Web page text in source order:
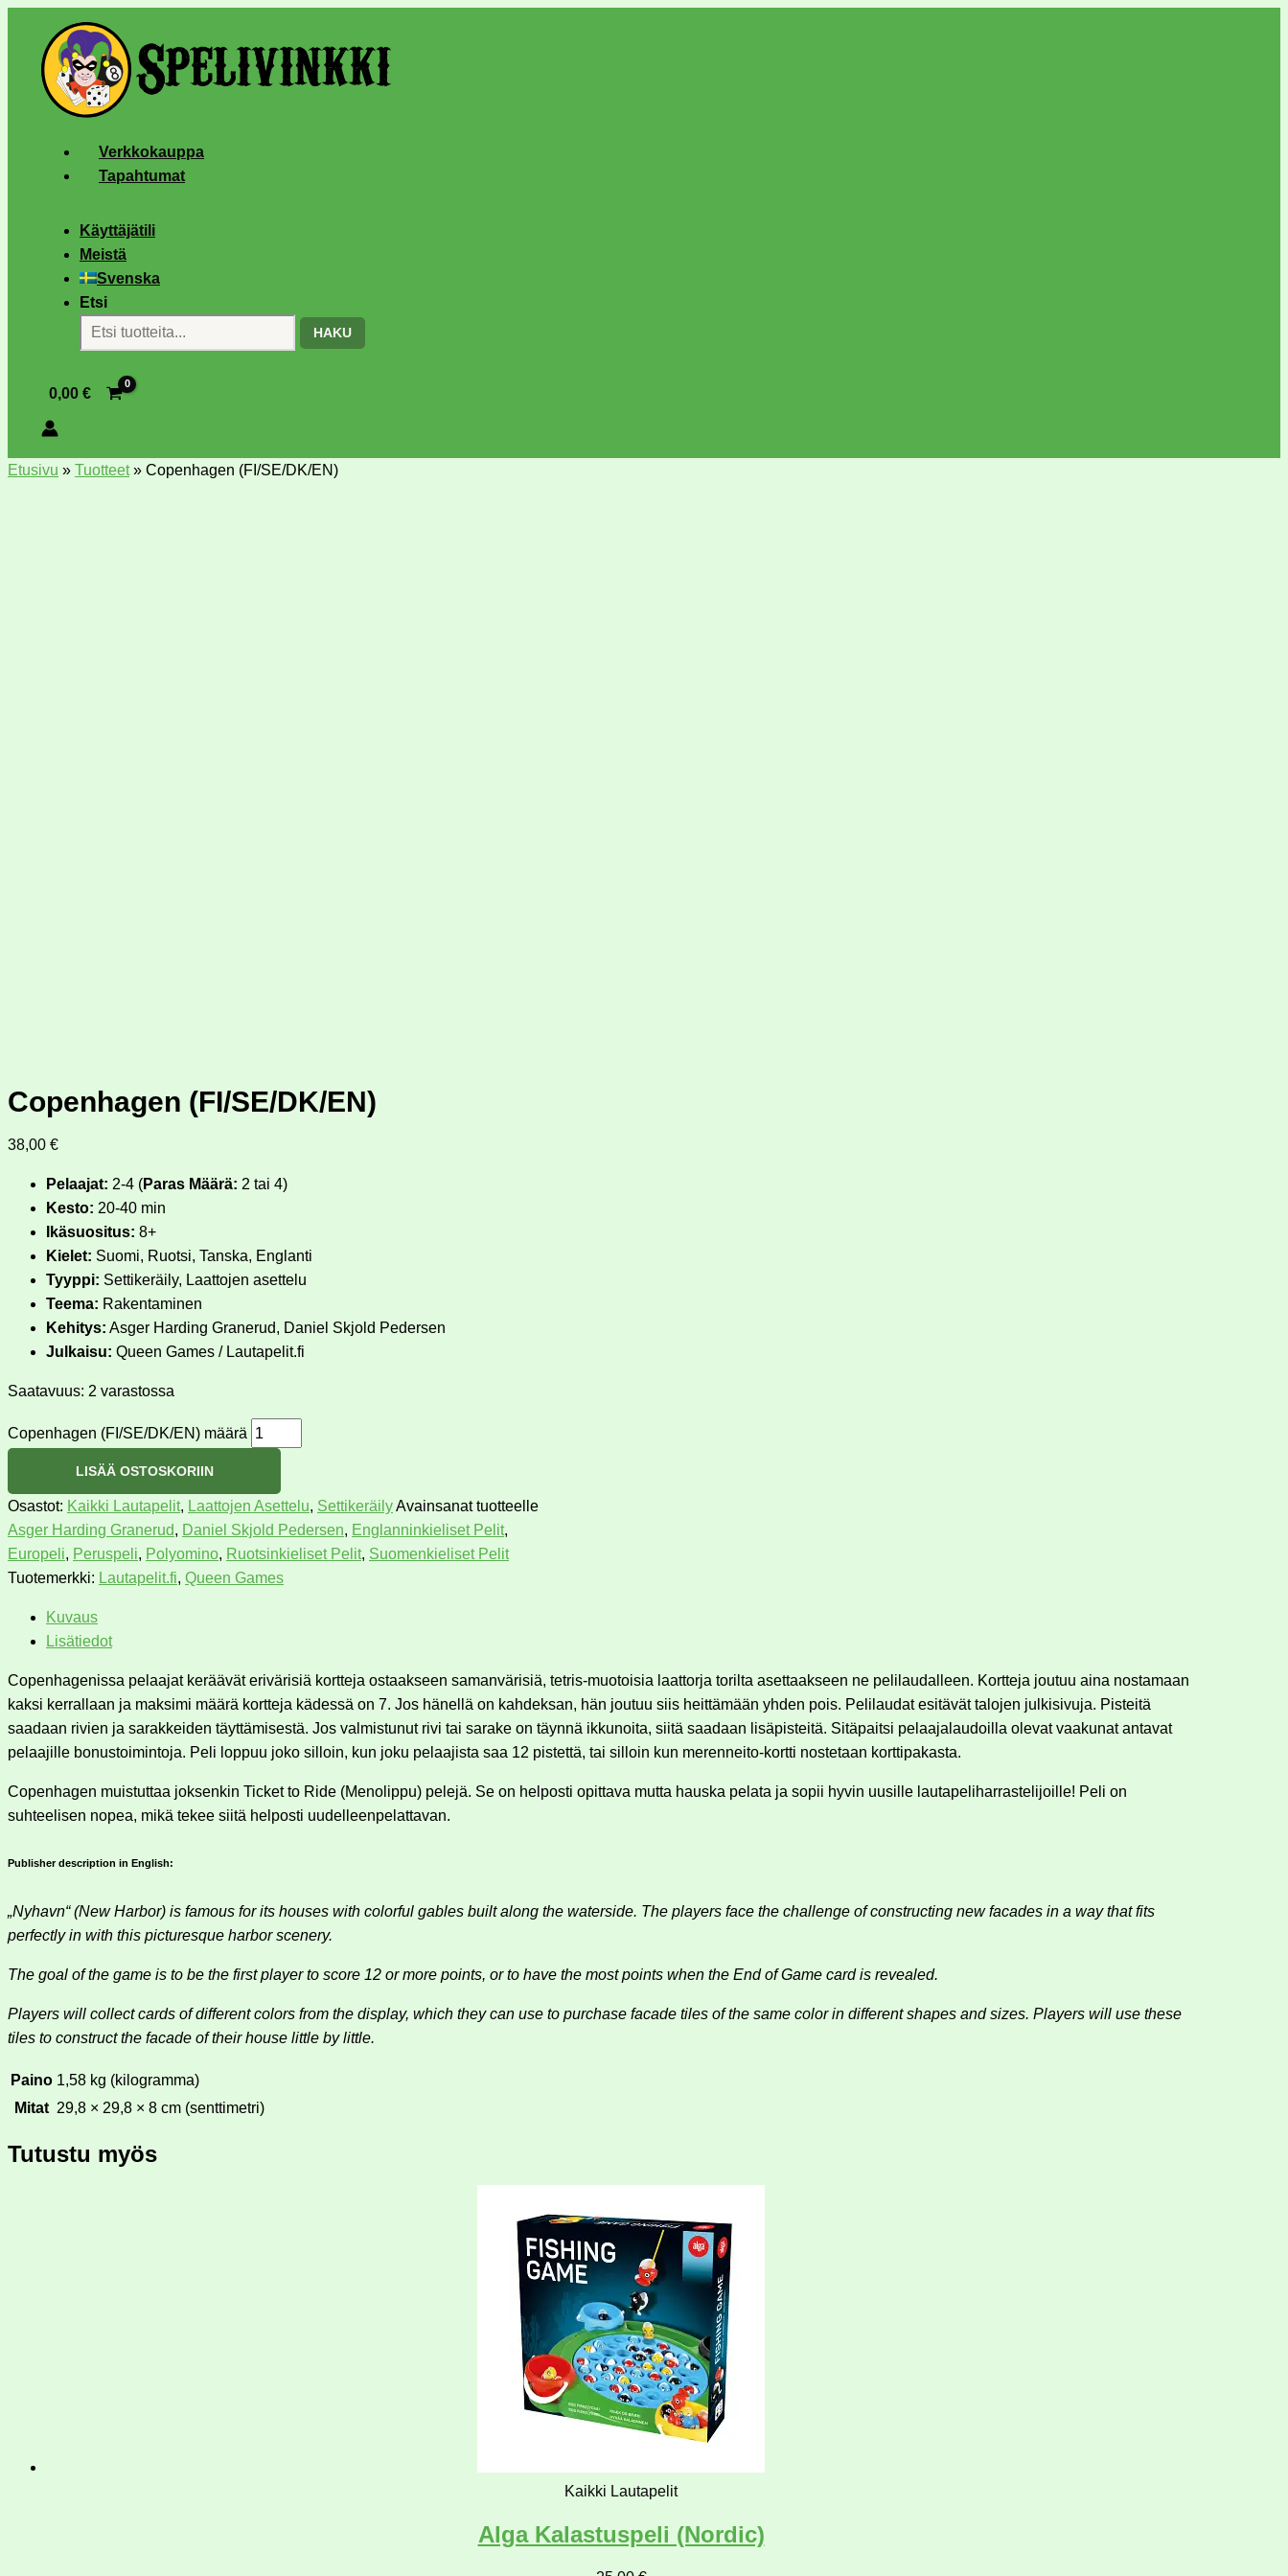
Verkkokauppa
Tapahtumat
Käyttäjätili
Meistä
Svenska
Etsi
HAKU
0,00€
Etusivu » Tuotteet» Copenhagen (FI/SE/DK/EN)
Copenhagen (FI/SE/DK/EN)
38,00 €
Pelaajat: 2-4 (Paras Määrä: 2 tai 4)
Kesto: 20-40 min
Ikäsuositus: 8+
Kielet: Suomi, Ruotsi, Tanska, Englanti
Tyyppi: Settikeräily, Laattojen asettelu
Teema: Rakentaminen
Kehitys: Asger Harding Granerud, Daniel Skjold Pedersen
Julkaisu: Queen Games / Lautapelit.fi
Saatavuus: 2 varastossa
Copenhagen (FI/SE/DK/EN) määrä
LISÄÄ OSTOSKORIIN
Osastot: Kaikki Lautapelit, Laattojen Asettelu, SettikeräilyAvainsanat tuotteelle
Asger Harding Granerud, Daniel Skjold Pedersen, Englanninkieliset Pelit,
Europeli, Peruspeli, Polyomino, Ruotsinkieliset Pelit, Suomenkieliset Pelit
Tuotemerkki: Lautapelit.fi, Queen Games
Kuvaus
Lisätiedot
Copenhagenissa pelaajat keräävät erivärisiä kortteja ostaakseen samanvärisiä, tetris-muotoisia laattorja torilta asettaakseen ne pelilaudalleen. Kortteja joutuu aina nostamaan
kaksi kerrallaan ja maksimi määrä kortteja kädessä on 7. Jos hänellä on kahdeksan, hän joutuu siis heittämään yhden pois. Pelilaudat esitävät talojen julkisivuja. Pisteitä
saadaan rivien ja sarakkeiden täyttämisestä. Jos valmistunut rivi tai sarake on täynnä ikkunoita, siitä saadaan lisäpisteitä. Sitäpaitsi pelaajalaudoilla olevat vaakunat antavat
pelaajille bonustoimintoja. Peli loppuu joko silloin, kun joku pelaajista saa 12 pistettä, tai silloin kun merenneito-kortti nostetaan korttipakasta.
Copenhagen muistuttaa joksenkin Ticket to Ride (Menolippu) pelejä. Se on helposti opittava mutta hauska pelata ja sopii hyvin uusille lautapeliharrastelijoille! Peli on
suhteelisen nopea, mikä tekee siitä helposti uudelleenpelattavan.
Publisher description in English:
„Nyhavn“ (New Harbor) is famous for its houses with colorful gables built along the waterside. The players face the challenge of constructing new facades in a way that fits
perfectly in with this picturesque harbor scenery.
The goal of the game is to be the first player to score 12 or more points, or to have the most points when the End of Game card is revealed.
Players will collect cards of different colors from the display, which they can use to purchase facade tiles of the same color in different shapes and sizes. Players will use these
tiles to construct the facade of their house little by little.
Paino 1,58 kg (kilogramma)
Mitat 29,8 × 29,8 × 8 cm (senttimetri)
Tutustu myös
Kaikki Lautapelit
Alga Kalastuspeli (Nordic)